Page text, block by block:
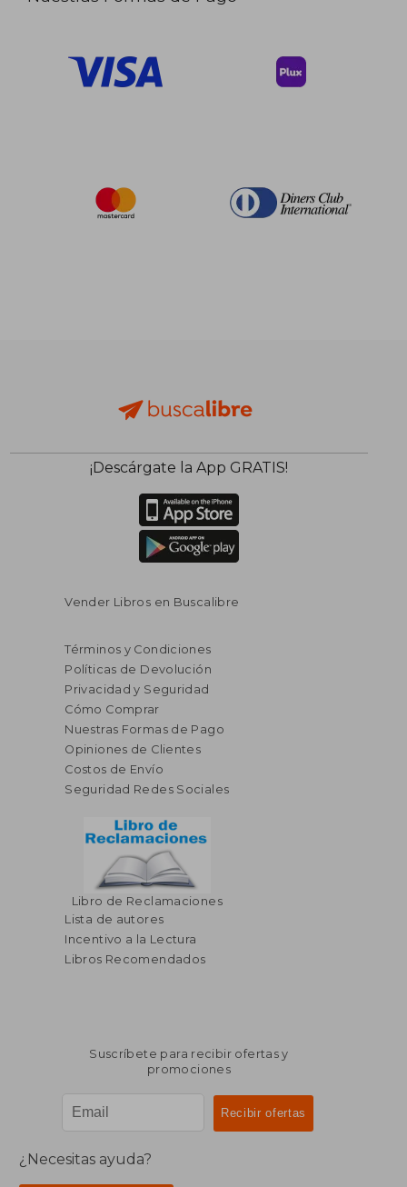
¡Descárgate la App GRATIS!
Vender Libros en Buscalibre
Términos y Condiciones
Políticas de Devolución
Privacidad y Seguridad
Cómo Comprar
Nuestras Formas de Pago
Opiniones de Clientes
Costos de Envío
Seguridad Redes Sociales
Libro de Reclamaciones
Lista de autores
Incentivo a la Lectura
Libros Recomendados
Suscríbete para recibir ofertas y
promociones
¿Necesitas ayuda?